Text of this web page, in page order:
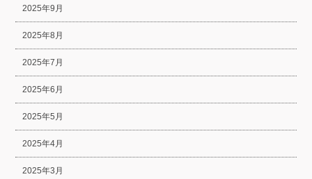
2025年9月
2025年8月
2025年7月
2025年6月
2025年5月
2025年4月
2025年3月